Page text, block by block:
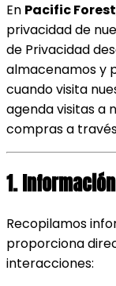
En Pacific Forest
privacidad de
de Privacidad
almacenamos y
cuando visita
agenda visitas a
compras a
1.
Recopilamos
proporciona
interacciones: